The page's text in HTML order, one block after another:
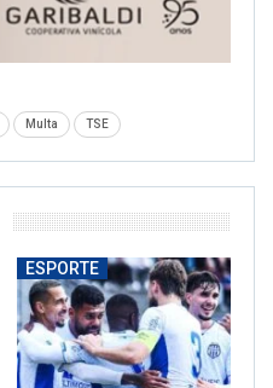
Multa TSE
ESPORTE